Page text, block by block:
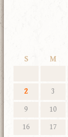
S M
2
3
9
10
16
17